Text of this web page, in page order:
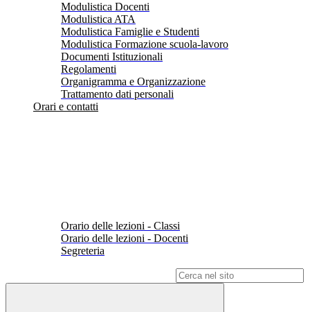
Modulistica Docenti
Modulistica ATA
Modulistica Famiglie e Studenti
Modulistica Formazione scuola-lavoro
Documenti Istituzionali
Regolamenti
Organigramma e Organizzazione
Trattamento dati personali
Orari e contatti
Orario delle lezioni - Classi
Orario delle lezioni - Docenti
Segreteria